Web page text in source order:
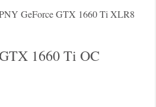
GeForce GTX 1660 Ti XLR8
1660 Ti OC